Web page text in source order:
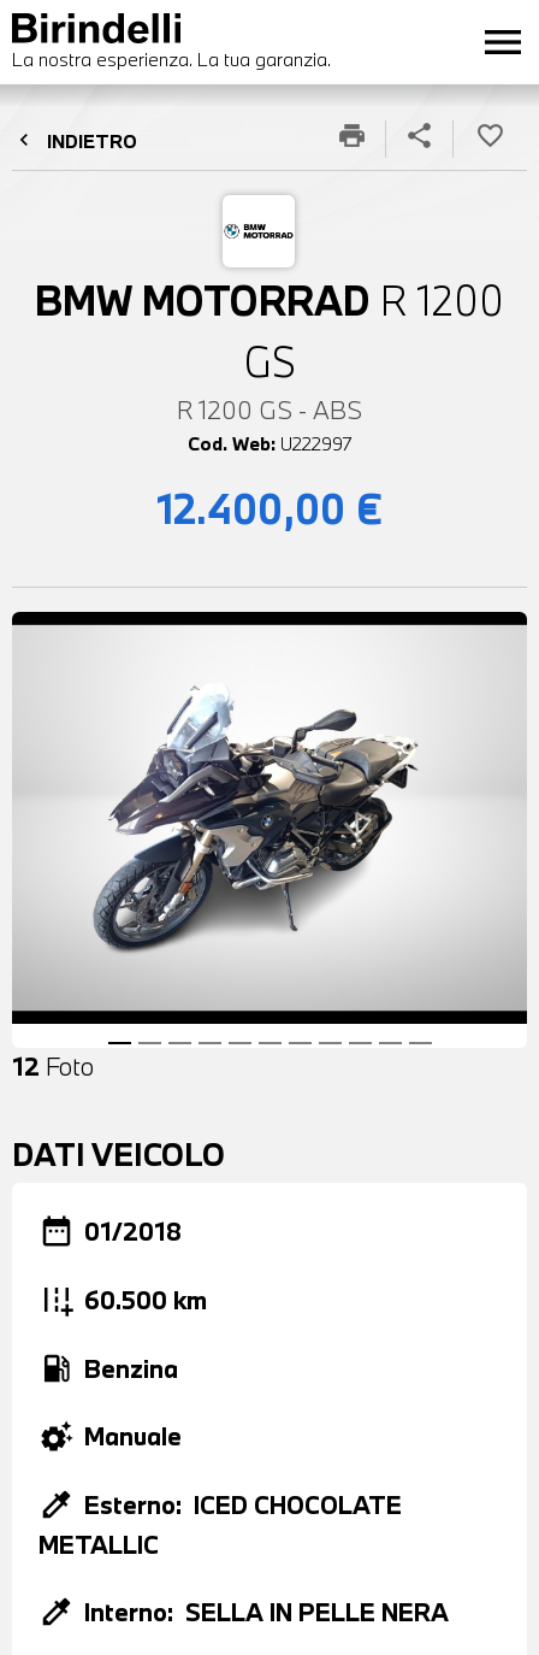
La nostra esperienza. La tua garanzia. menu
chevron_left INDIETRO
BMW MOTORRAD R 1200
GS
R 1200 GS - ABS
Cod. Web: U222997
print share favorite_border
12.400,00 €
12 Foto
DATI VEICOLO
date_range 01/2018
add_road 60.500 km
local_gas_station Benzina
settings_suggest Manuale
colorize Esterno: ICED CHOCOLATE
METALLIC
colorize Interno: SELLA IN PELLE NERA